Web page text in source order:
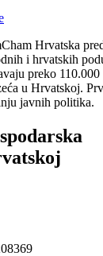
Hrvatska
i hrvatskih
preko 110.000
u Hrvatskoj.
javnih politika.